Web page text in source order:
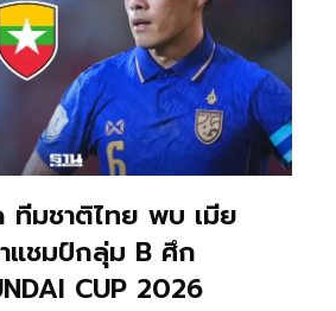
มชาติไทย พบ เมีย
แชมป์กลุ่ม B ศึก
CUP 2026